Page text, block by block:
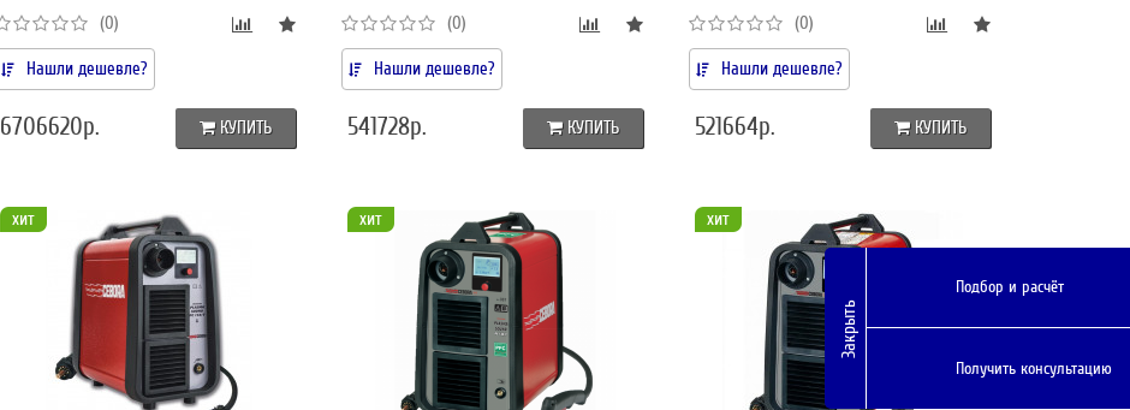
(0)
Нашли дешевле?
6706620р. КУПИТЬ
(0)
Нашли дешевле?
541728р. КУПИТЬ
(0)
Нашли дешевле?
521664р. КУПИТЬ
хит хит хит
Закрыть
Подбор и расчёт
Получить консультацию